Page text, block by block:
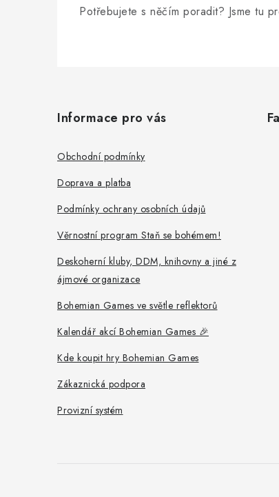
Potřebujete s něčím poradit? Jsme tu
Informace pro vás
Obchodní podmínky
Doprava a platba
Podmínky ochrany osobních údajů
Věrnostní program Staň se bohémem!
Deskoherní kluby, DDM, knihovny a jiné z
ájmové organizace
Bohemian Games ve světle reflektorů
Kalendář akcí Bohemian Games 🎉
Kde koupit hry Bohemian Games
Zákaznická podpora
Provizní systém